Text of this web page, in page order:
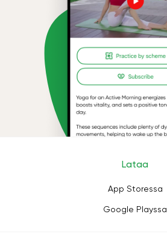
Lataa
App Storessa
Google Playssa